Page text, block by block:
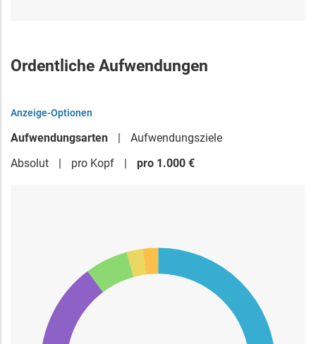
Ordentliche Aufwendungen
Anzeige-Optionen
Aufwendungsarten
Aufwendungsziele
Absolut
pro Kopf pro 1.000 €